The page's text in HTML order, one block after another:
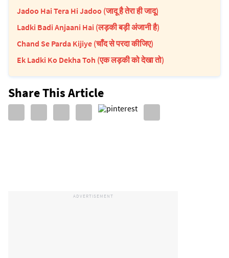
Jadoo Hai Tera Hi Jadoo (जादू है तेरा ही जादू)
Ladki Badi Anjaani Hai (लड़की बड़ी अंजानी है)
Chand Se Parda Kijiye (चाँद से परदा कीजिए)
Ek Ladki Ko Dekha Toh (एक लड़की को देखा तो)
Share This Article